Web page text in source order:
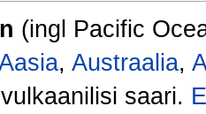
(ingl Pacific
, Austraalia,
saari.